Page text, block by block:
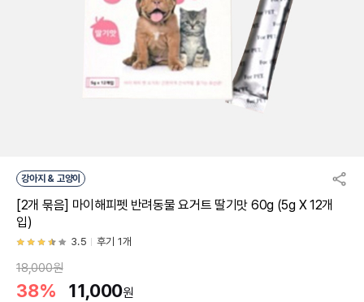
강아지 & 고양이
[2개 묶음] 마이해피펫 반려동물 요거트 딸기맛 60g (5g X 12개
입)
3.5 후기 1개
18,000원
38% 11,000원